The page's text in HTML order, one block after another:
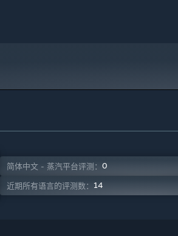
简体中文 - 蒸汽平台评测： 0
近期所有语言的评测数： 14